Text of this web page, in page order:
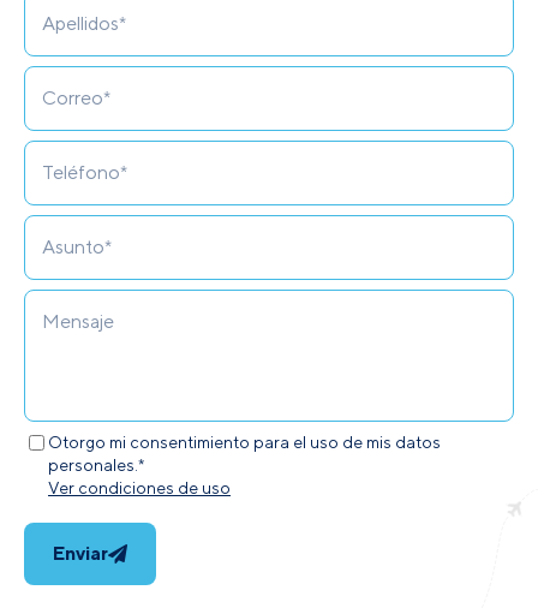
Otorgo mi consentimiento para el uso de mis datos
personales.*
Ver condiciones de uso
Enviar